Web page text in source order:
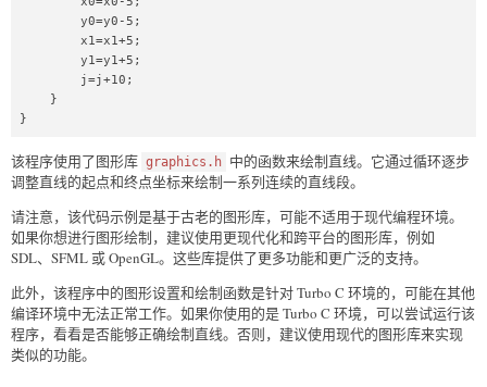
}
该程序使用了图形库 graphics.h 中的函数来绘制直线。它通过循环逐步
调整直线的起点和终点坐标来绘制一系列连续的直线段。
请注意，该代码示例是基于古老的图形库，可能不适用于现代编程环境。
如果你想进行图形绘制，建议使用更现代化和跨平台的图形库，例如
SDL、SFML 或 OpenGL。这些库提供了更多功能和更广泛的支持。
此外，该程序中的图形设置和绘制函数是针对 Turbo C 环境的，可能在其他
编译环境中无法正常工作。如果你使用的是 Turbo C 环境，可以尝试运行该
程序，看看是否能够正确绘制直线。否则，建议使用现代的图形库来实现
类似的功能。